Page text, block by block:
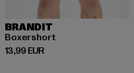
BRANDIT
Boxershort
13,99 EUR
Derzeitiger Preis: 13,99 EUR